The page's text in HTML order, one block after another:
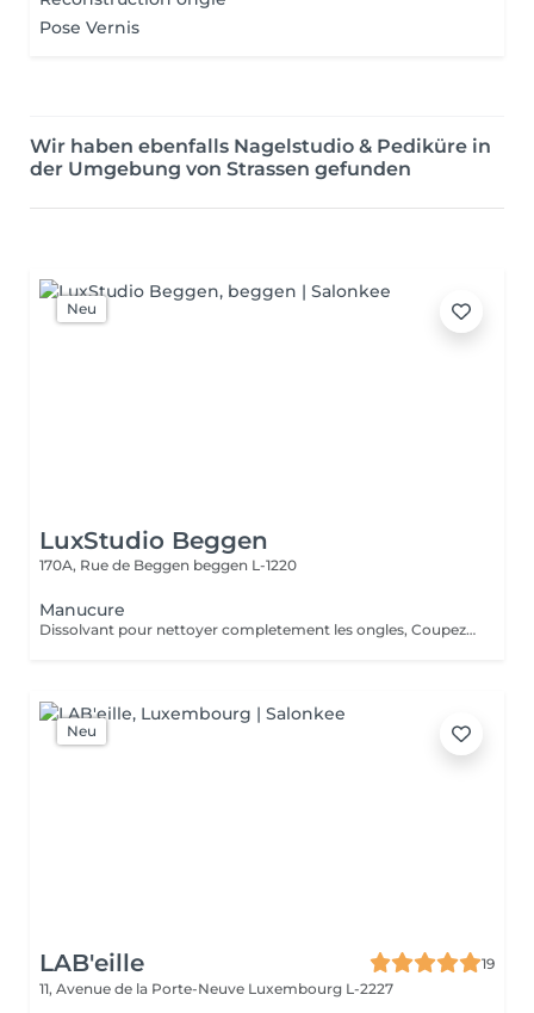
Pose Vernis
Wir haben ebenfalls Nagelstudio & Pediküre in
der Umgebung von Strassen gefunden
Neu
LuxStudio Beggen
170A, Rue de Beggen beggen L-1220
Manucure
Dissolvant pour nettoyer completement les ongles, Coupez et Modelez les ongles avec une lime, Mouillez les mains quelques minutes pour ramollir les cuticules, Pousses les Cuticules avec batone pour repousser doucement vers l'arrière et coupez les excès, Hydratez les Mains avec crème et les cuticules pour maintenir la peau douce, Appliquez une base transparent pour protéger les ongles. Attendez suffisamment de tempos pour sèche.
Neu
LAB'eille
19
11, Avenue de la Porte-Neuve Luxembourg L-2227